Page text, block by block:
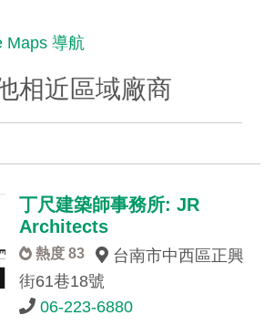
Maps 導航
相近區域廠商
丁尺建築師事務所: JR
Architects
熱度 83
台南市中西區正興
街61巷18號
06-223-6880